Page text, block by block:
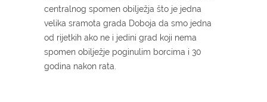
centralnog spomen obilježja što je jedna
velika sramota grada Doboja da smo jedna
od rijetkih ako ne i jedini grad koji nema
spomen obilježje poginulim borcima i 30
godina nakon rata.